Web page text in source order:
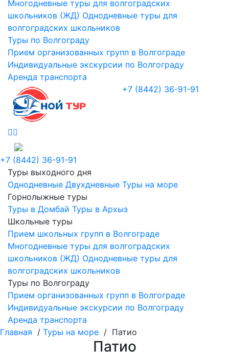
Многодневные туры для волгоградских
школьников (ЖД) Однодневные туры для
волгоградских школьников
Туры по Волгограду
Прием организованных групп в Волгограде
Индивидуальные экскурсии по Волгограду
Аренда транспорта
+7 (8442) 36-91-91
+7 (8442) 36-91-91
Туры выходного дня
Однодневные Двухдневные Туры на море
Горнолыжные туры
Туры в Домбай Туры в Архыз
Школьные туры
Прием школьных групп в Волгограде
Многодневные туры для волгоградских
школьников (ЖД) Однодневные туры для
волгоградских школьников
Туры по Волгограду
Прием организованных групп в Волгограде
Индивидуальные экскурсии по Волгограду
Аренда транспорта
Главная / Туры на море / Патио
Патио